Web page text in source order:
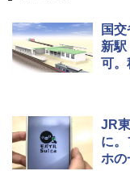
パ
国
新
可。
JR
に
ホの